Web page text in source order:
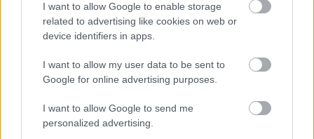
I want to allow Google to enable storage
related to advertising like cookies on web or
device identifiers in apps.
I want to allow my user data to be sent to
Google for online advertising purposes.
I want to allow Google to send me
personalized advertising.
6 φράσεις που χρησιμοποιούν οι
ναρκισσιστές στους καβγάδες για να
σας χειραγωγήσουν